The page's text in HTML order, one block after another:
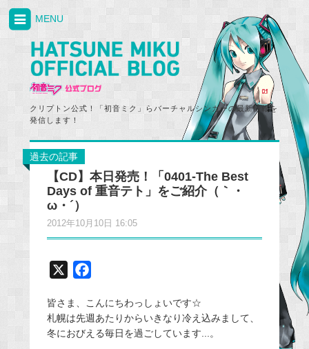
クリプトン公式！「初音ミク」らバーチャルシンガーの最新情報を
発信します！
MENU
過去の記事
【CD】本日発売！「0401-The Best
Days of 重音テト」をご紹介（｀・
ω・´）
2012年10月10日 16:05
c
e
b
皆さま、こんにちわっしょいです☆
札幌は先週あたりからいきなり冷え込みまして、
冬におびえる毎日を過ごしています...。